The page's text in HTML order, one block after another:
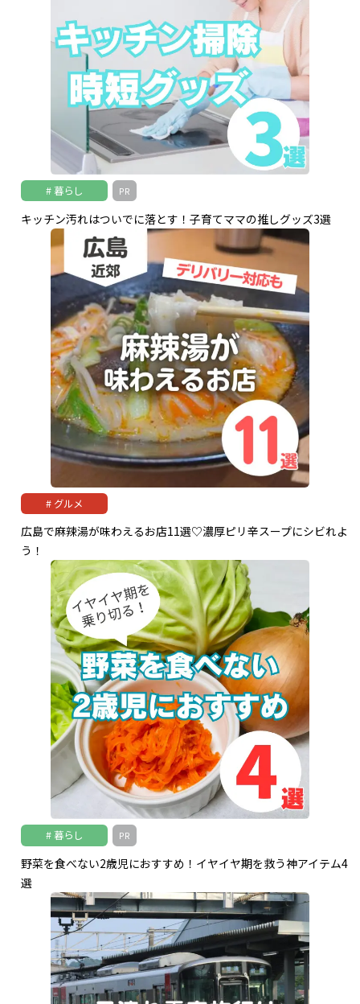
暮らし PR
キッチン汚れはついでに落とす！子育てママの推しグッズ3選
グルメ
広島で麻辣湯が味わえるお店11選♡濃厚ピリ辛スープにシビれよ
う！
暮らし PR
野菜を食べない2歳児におすすめ！イヤイヤ期を救う神アイテム4
選